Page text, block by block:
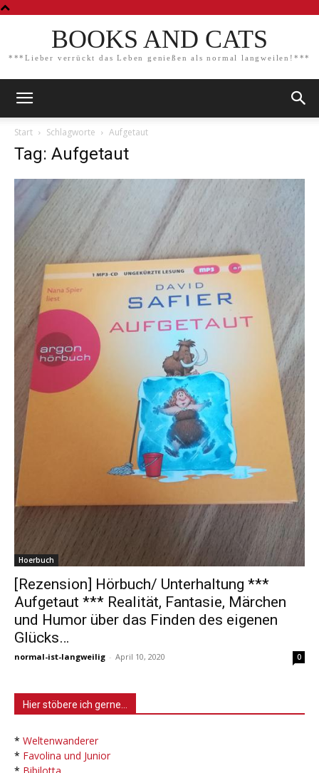
BOOKS AND CATS
***Lieber verrückt das Leben genießen als normal langweilen!***
Start Schlagworte Aufgetaut
Tag: Aufgetaut
Hoerbuch
[Rezension] Hörbuch/ Unterhaltung ***
Aufgetaut *** Realität, Fantasie, Märchen
und Humor über das Finden des eigenen
Glücks…
normal-ist-langweilig - April 10, 2020 0
Hier stöbere ich gerne…
* Weltenwanderer
* Favolina und Junior